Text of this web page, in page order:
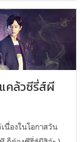
คล้วซีรี่ส์ผี
นืื่องในโอกาสวัน